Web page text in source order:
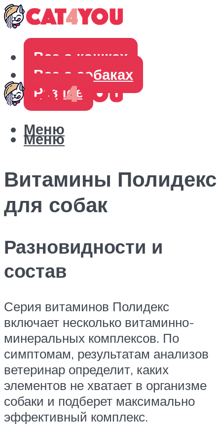
Все о кошках
Все о собаках
Разное
Меню
Меню
Витамины Полидекс
для собак
Разновидности и
состав
Серия витаминов Полидекс
включает несколько витаминно-
минеральных комплексов. По
симптомам, результатам анализов
ветеринар определит, каких
элементов не хватает в организме
собаки и подберет максимально
эффективный комплекс.